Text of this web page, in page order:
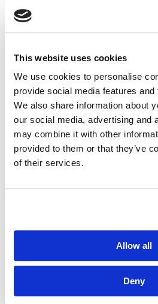
This website uses cookies
We use cookies to personalise
provide social media features
We also share information about
our social media, advertising and
may combine it with other
provided to them or that they’ve
of their services.
Allow all
Deny

questus
ul. Organizacji WiN 83/
91-811 Łódź
 601 098 038
 questus@questus.pl
Polityka prywatności